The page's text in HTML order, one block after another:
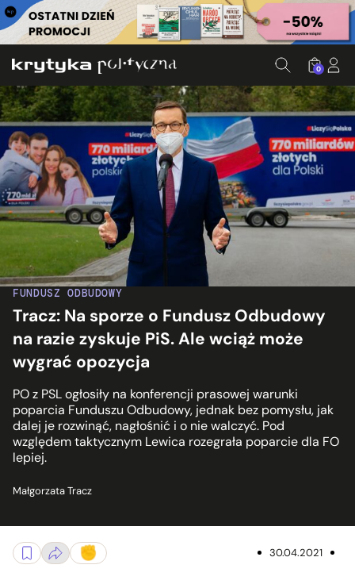
0
FUNDUSZ ODBUDOWY
Tracz: Na sporze o Fundusz Odbudowy
na razie zyskuje PiS. Ale wciąż może
wygrać opozycja
PO z PSL ogłosiły na konferencji prasowej warunki
poparcia Funduszu Odbudowy, jednak bez pomysłu, jak
dalej je rozwinąć, nagłośnić i o nie walczyć. Pod
względem taktycznym Lewica rozegrała poparcie dla FO
lepiej.
Małgorzata Tracz
30.04.2021